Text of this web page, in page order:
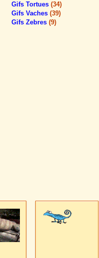
Gifs Tortues (34)
Gifs Vaches (39)
Gifs Zebres (9)